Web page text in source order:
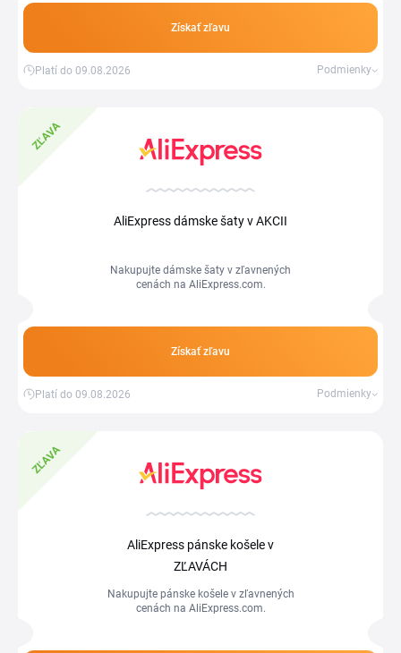
Získať zľavu
Platí do 09.08.2026 Podmienky
ZĽAVA
AliExpress dámske šaty v AKCII
Nakupujte dámske šaty v zľavnených
cenách na AliExpress.com.
Získať zľavu
Platí do 09.08.2026 Podmienky
ZĽAVA
AliExpress pánske košele v
ZĽAVÁCH
Nakupujte pánske košele v zľavnených
cenách na AliExpress.com.